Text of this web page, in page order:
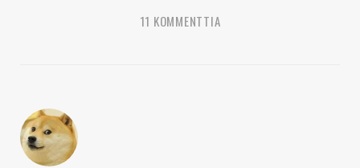
11 KOMMENTTIA